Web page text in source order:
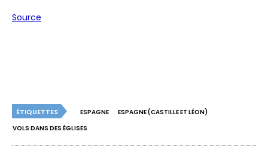
Source
ÉTIQUETTES ESPAGNE
ESPAGNE (CASTILLE ET LÉON)
VOLS DANS DES ÉGLISES